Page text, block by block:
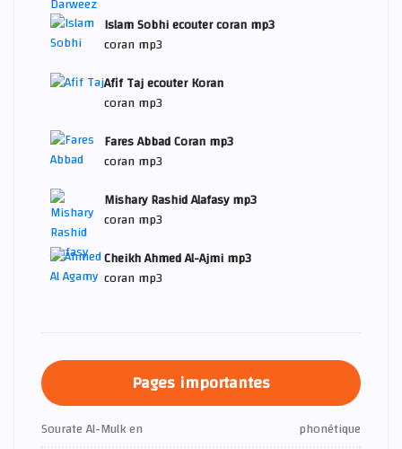
Islam Sobhi ecouter coran mp3
coran mp3
Afif Taj ecouter Koran
coran mp3
Fares Abbad Coran mp3
coran mp3
Mishary Rashid Alafasy mp3
coran mp3
Cheikh Ahmed Al-Ajmi mp3
coran mp3
Pages importantes
Sourate Al-Mulk en
phonétique